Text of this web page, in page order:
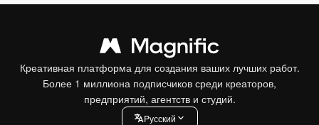
Креативная платформа для создания ваших лучших работ.
Более 1 миллиона подписчиков среди креаторов,
предприятий, агентств и студий.
Pусский